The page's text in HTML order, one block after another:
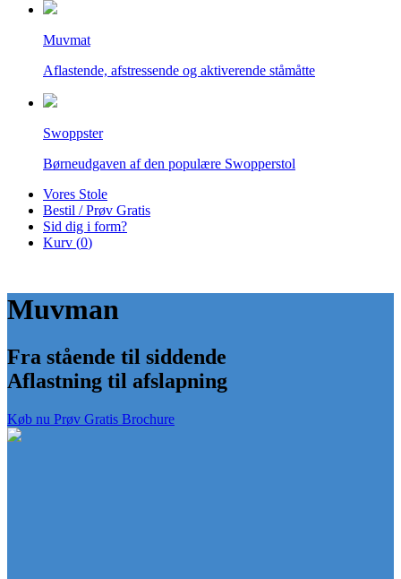
Muvmat
Aflastende, afstressende og aktiverende ståmåtte
Swoppster
Børneudgaven af den populære Swopperstol
Vores Stole
Bestil / Prøv Gratis
Sid dig i form?
Kurv (0)
Muvman
Fra stående til siddende
Aflastning til afslapning
Køb nu Prøv Gratis Brochure